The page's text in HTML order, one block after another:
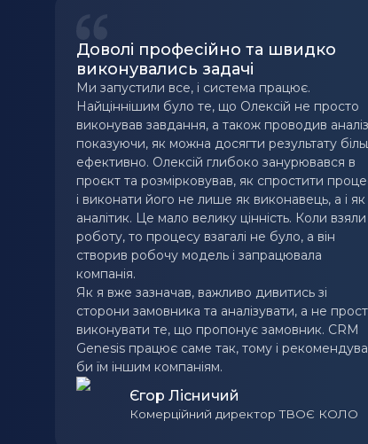
Доволі професійно та швидко
виконувались задачі
Ми запустили все, і система працює.
Найціннішим було те, що Олексій не просто
виконував завдання, а також проводив
показуючи, як можна досягти результату
ефективно. Олексій глибоко занурювався в
проєкт та розмірковував, як спростити
і виконати його не лише як виконавець, а і як
аналітик. Це мало велику цінність. Коли
роботу, то процесу взагалі не було, а він
створив робочу модель і запрацювала
компанія.
Як я вже зазначав, важливо дивитись зі
сторони замовника та аналізувати, а не
виконувати те, що пропонує замовник. CRM
Genesis працює саме так, тому і
би їм іншим компаніям.
Єгор Лісничий
Комерційний директор ТВОЄ КОЛО